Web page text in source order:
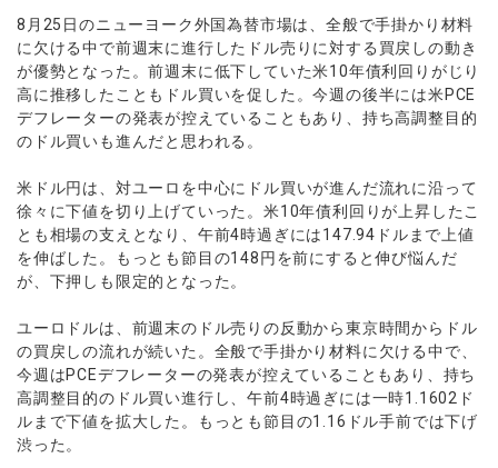
貴金属CFD
ソフトコモディティCFD
NEW
バトルCFD
取引時間
取引計算シミュレーター
注文執行ポリシー
経済指標・予測カレンダー
休眠口座と凍結口座
AXIORYポータル
ストライク インジケータ
MQLシグナル
NEW
通貨インデックス
マーケットニュース
コーポレートニュース
キャンペーン
トレードガイド
NEW
会社概要
役員紹介
お問合せ
よくあるご質問
日本語
عربى
English
Español
ไทย
Tiếng Việt
口座開設する
デモ口座を開設する
法人のお客様はこちら
8月25日のニューヨーク外国為替市場は、全般で手掛かり材料
に欠ける中で前週末に進行したドル売りに対する買戻しの動き
が優勢となった。前週末に低下していた米10年債利回りがじり
高に推移したこともドル買いを促した。今週の後半には米PCE
デフレーターの発表が控えていることもあり、持ち高調整目的
のドル買いも進んだと思われる。
米ドル円は、対ユーロを中心にドル買いが進んだ流れに沿って
徐々に下値を切り上げていった。米10年債利回りが上昇したこ
とも相場の支えとなり、午前4時過ぎには147.94ドルまで上値
を伸ばした。もっとも節目の148円を前にすると伸び悩んだ
が、下押しも限定的となった。
ユーロドルは、前週末のドル売りの反動から東京時間からドル
の買戻しの流れが続いた。全般で手掛かり材料に欠ける中で、
今週はPCEデフレーターの発表が控えていることもあり、持ち
高調整目的のドル買い進行し、午前4時過ぎには一時1.1602ド
ルまで下値を拡大した。もっとも節目の1.16ドル手前では下げ
渋った。